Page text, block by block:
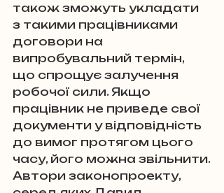
також зможуть укладати
з такими працівниками
договори на
випробувальний термін,
що спрощує залучення
робочої сили. Якщо
працівник не приведе свої
документи у відповідність
до вимог протягом цього
часу, його можна звільнити.
Автори законопроекту,